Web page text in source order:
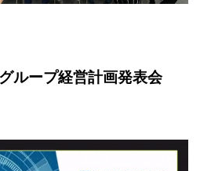
ループ経営計画発表会